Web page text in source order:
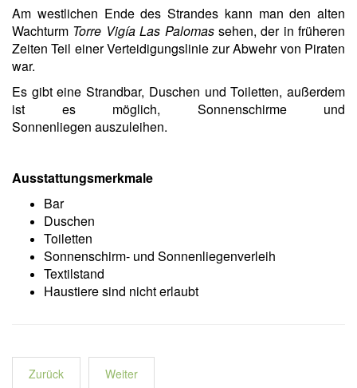
Am westlichen Ende des Strandes kann man den alten
Wachturm Torre Vigía Las Palomassehen, der in früheren
Zeiten Teil einer Verteidigungslinie zur Abwehr von Piraten
war.
Es gibt eine Strandbar, Duschen und Toiletten, außerdem
ist es möglich, Sonnenschirme und
Sonnenliegen auszuleihen.
Ausstattungsmerkmale
Bar
Duschen
Toiletten
Sonnenschirm- und Sonnenliegenverleih
Textilstand
Haustiere sind nicht erlaubt
Zurück Weiter